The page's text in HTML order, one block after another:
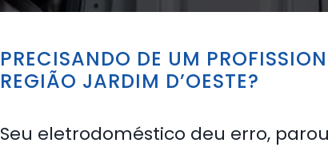
PRECISANDO DE UM
REGIÃO JARDIM D’OESTE?
Seu eletrodoméstico deu erro,